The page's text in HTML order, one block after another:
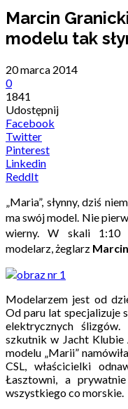
Marcin
modelu tak
20 marca 2014
0
1841
Udostępnij
Facebook
Twitter
Pinterest
Linkedin
ReddIt
„Maria”, słynny, dziś
ma swój model. Nie
wierny. W skali 1:10
modelarz, żeglarz
Modelarzem jest od
Od paru lat specjalizuje
elektrycznych
szkutnik w Jacht Klubie
modelu „Marii”
CSL, właścicielki
Łasztowni, a
wszystkiego co morskie.